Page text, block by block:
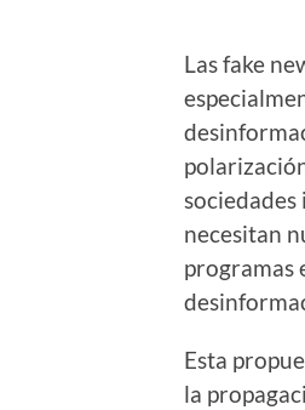
Las fake
sociedades
necesitan
programas
Esta
la